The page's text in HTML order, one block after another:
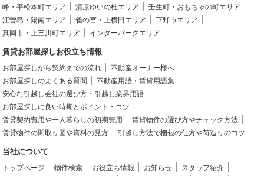
峰・平松本町エリア
清原ゆいの杜エリア
壬生町・おもちゃの町エリア
江曽島・陽南エリア
雀の宮・上横田エリア
下野市エリア
真岡市・上三川町エリア
インターパークエリア
賃貸お部屋探しお役立ち情報
お部屋探しから契約までの流れ
不動産オーナー様へ
お部屋探しのよくある質問
不動産用語・賃貸用語集
安心な引越し会社の選び方・引越し業界用語
お部屋探しに良い時期とポイント・コツ
賃貸契約費用や一人暮らしの初期費用
賃貸物件の選び方やチェック方法
賃貸物件の間取り図や資料の見方
引越し方法で梱包の仕方や荷造りのコツ
当社について
トップページ 物件検索 お役立ち情報 お知らせ
スタッフ紹介